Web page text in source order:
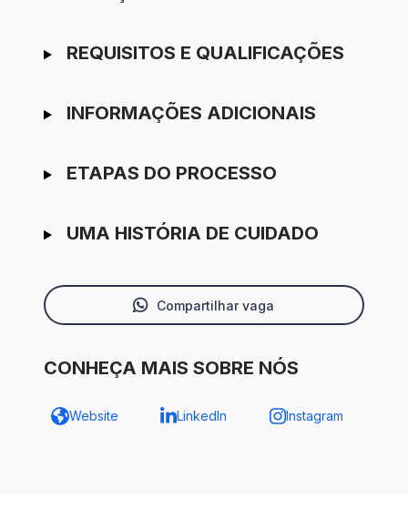
REQUISITOS E QUALIFICAÇÕES
INFORMAÇÕES ADICIONAIS
ETAPAS DO PROCESSO
UMA HISTÓRIA DE CUIDADO
Compartilhar vaga
CONHEÇA MAIS SOBRE NÓS
Website LinkedIn Instagram